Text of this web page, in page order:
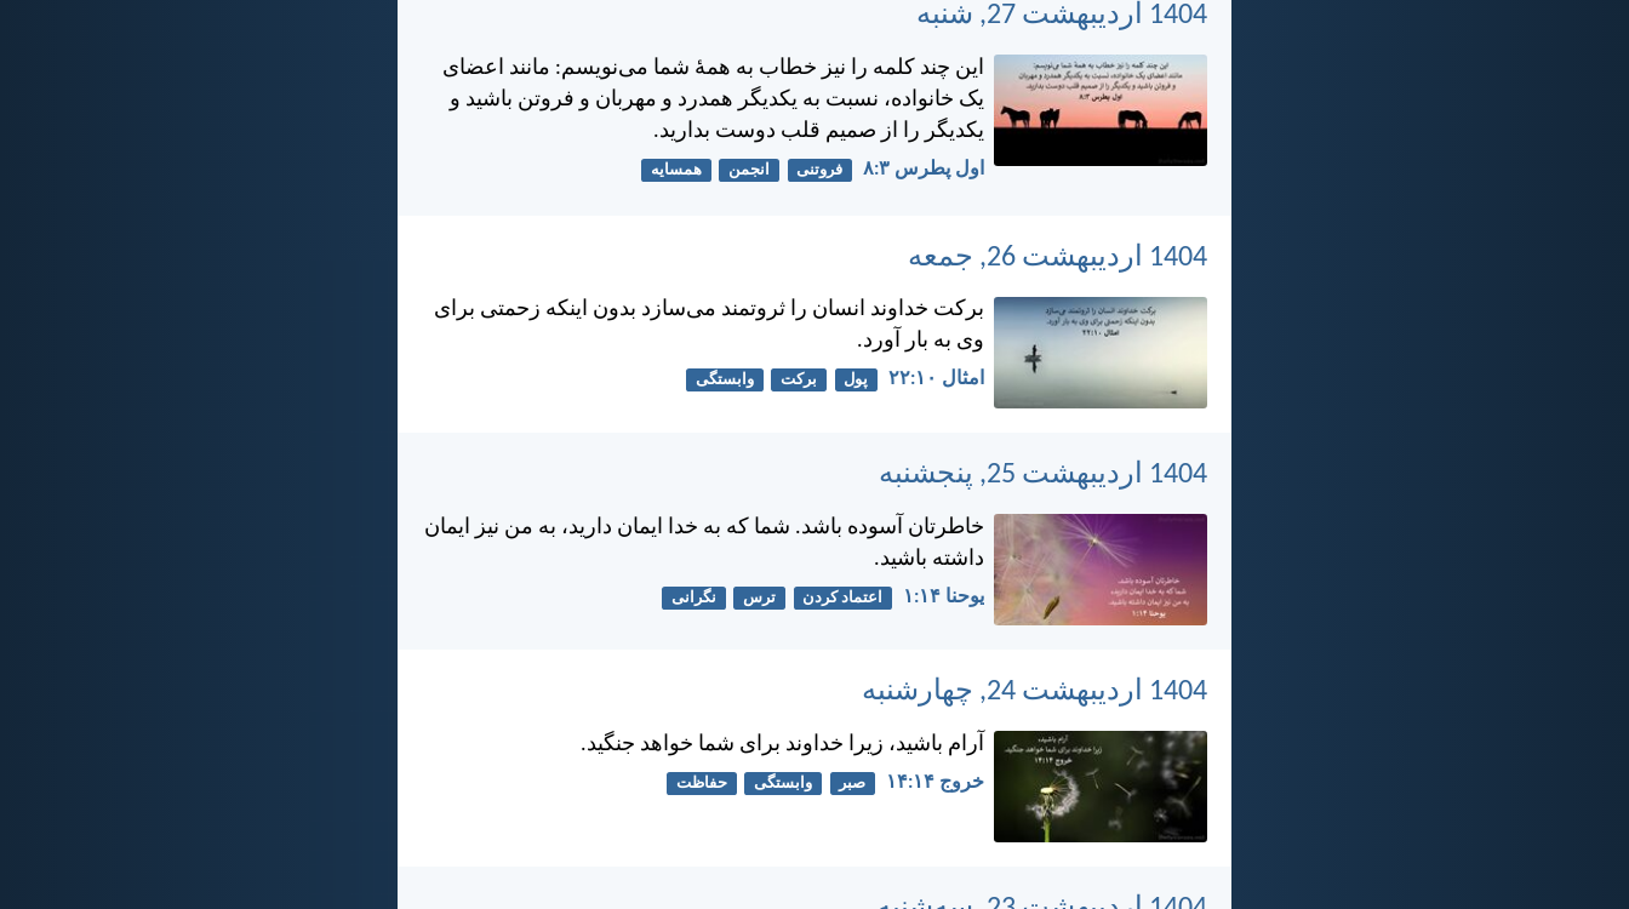
1404 اردیبهشت 27, شنبه
اين چند كلمه را نيز خطاب به همهٔ شما می‌نويسم: مانند اعضای
يک خانواده، نسبت به يكديگر همدرد و مهربان و فروتن باشيد و
يكديگر را از صميم قلب دوست بداريد.
اول پطرس ۳:‏۸ فروتنی انجمن همسایه
1404 اردیبهشت 26, جمعه
بركت خداوند انسان را ثروتمند می‌سازد بدون اينكه زحمتی برای
وی به بار آورد.
امثال ۱۰:‏۲۲ پول برکت وابستگی
1404 اردیبهشت 25, پنجشنبه
خاطرتان آسوده باشد. شما كه به خدا ايمان داريد، به من نيز ايمان
داشته باشيد.
يوحنا ۱۴:‏۱ اعتماد کردن ترس نگرانی
1404 اردیبهشت 24, چهارشنبه
آرام باشيد، زيرا خداوند برای شما خواهد جنگيد.
خروج ۱۴:‏۱۴ صبر وابستگی حفاظت